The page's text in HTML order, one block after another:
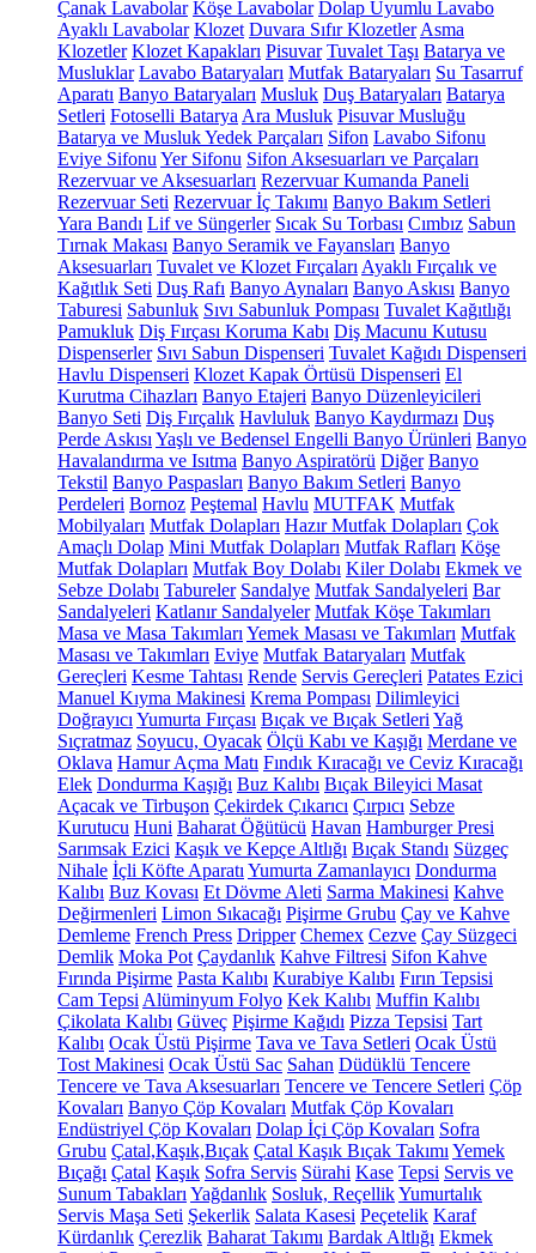
Çanak Lavabolar Köşe Lavabolar Dolap Uyumlu Lavabo
Ayaklı Lavabolar Klozet Duvara Sıfır Klozetler Asma
Klozetler Klozet Kapakları Pisuvar Tuvalet Taşı Batarya ve
Musluklar Lavabo Bataryaları Mutfak Bataryaları Su Tasarruf
Aparatı Banyo Bataryaları Musluk Duş Bataryaları Batarya
Setleri Fotoselli Batarya Ara Musluk Pisuvar Musluğu
Batarya ve Musluk Yedek Parçaları Sifon Lavabo Sifonu
Eviye Sifonu Yer Sifonu Sifon Aksesuarları ve Parçaları
Rezervuar ve Aksesuarları Rezervuar Kumanda Paneli
Rezervuar Seti Rezervuar İç Takımı Banyo Bakım Setleri
Yara Bandı Lif ve Süngerler Sıcak Su Torbası Cımbız Sabun
Tırnak Makası Banyo Seramik ve Fayansları Banyo
Aksesuarları Tuvalet ve Klozet Fırçaları Ayaklı Fırçalık ve
Kağıtlık Seti Duş Rafı Banyo Aynaları Banyo Askısı Banyo
Taburesi Sabunluk Sıvı Sabunluk Pompası Tuvalet Kağıtlığı
Pamukluk Diş Fırçası Koruma Kabı Diş Macunu Kutusu
Dispenserler Sıvı Sabun Dispenseri Tuvalet Kağıdı Dispenseri
Havlu Dispenseri Klozet Kapak Örtüsü Dispenseri El
Kurutma Cihazları Banyo Etajeri Banyo Düzenleyicileri
Banyo Seti Diş Fırçalık Havluluk Banyo Kaydırmazı Duş
Perde Askısı Yaşlı ve Bedensel Engelli Banyo Ürünleri Banyo
Havalandırma ve Isıtma Banyo Aspiratörü Diğer Banyo
Tekstil Banyo Paspasları Banyo Bakım Setleri Banyo
Perdeleri Bornoz Peştemal Havlu MUTFAK Mutfak
Mobilyaları Mutfak Dolapları Hazır Mutfak Dolapları Çok
Amaçlı Dolap Mini Mutfak Dolapları Mutfak Rafları Köşe
Mutfak Dolapları Mutfak Boy Dolabı Kiler Dolabı Ekmek ve
Sebze Dolabı Tabureler Sandalye Mutfak Sandalyeleri Bar
Sandalyeleri Katlanır Sandalyeler Mutfak Köşe Takımları
Masa ve Masa Takımları Yemek Masası ve Takımları Mutfak
Masası ve Takımları Eviye Mutfak Bataryaları Mutfak
Gereçleri Kesme Tahtası Rende Servis Gereçleri Patates Ezici
Manuel Kıyma Makinesi Krema Pompası Dilimleyici
Doğrayıcı Yumurta Fırçası Bıçak ve Bıçak Setleri Yağ
Sıçratmaz Soyucu, Oyacak Ölçü Kabı ve Kaşığı Merdane ve
Oklava Hamur Açma Matı Fındık Kıracağı ve Ceviz Kıracağı
Elek Dondurma Kaşığı Buz Kalıbı Bıçak Bileyici Masat
Açacak ve Tirbuşon Çekirdek Çıkarıcı Çırpıcı Sebze
Kurutucu Huni Baharat Öğütücü Havan Hamburger Presi
Sarımsak Ezici Kaşık ve Kepçe Altlığı Bıçak Standı Süzgeç
Nihale İçli Köfte Aparatı Yumurta Zamanlayıcı Dondurma
Kalıbı Buz Kovası Et Dövme Aleti Sarma Makinesi Kahve
Değirmenleri Limon Sıkacağı Pişirme Grubu Çay ve Kahve
Demleme French Press Dripper Chemex Cezve Çay Süzgeci
Demlik Moka Pot Çaydanlık Kahve Filtresi Sifon Kahve
Fırında Pişirme Pasta Kalıbı Kurabiye Kalıbı Fırın Tepsisi
Cam Tepsi Alüminyum Folyo Kek Kalıbı Muffin Kalıbı
Çikolata Kalıbı Güveç Pişirme Kağıdı Pizza Tepsisi Tart
Kalıbı Ocak Üstü Pişirme Tava ve Tava Setleri Ocak Üstü
Tost Makinesi Ocak Üstü Sac Sahan Düdüklü Tencere
Tencere ve Tava Aksesuarları Tencere ve Tencere Setleri Çöp
Kovaları Banyo Çöp Kovaları Mutfak Çöp Kovaları
Endüstriyel Çöp Kovaları Dolap İçi Çöp Kovaları Sofra
Grubu Çatal,Kaşık,Bıçak Çatal Kaşık Bıçak Takımı Yemek
Bıçağı Çatal Kaşık Sofra Servis Sürahi Kase Tepsi Servis ve
Sunum Tabakları Yağdanlık Sosluk, ReçellikYumurtalık
Servis Maşa Seti Şekerlik Salata Kasesi Peçetelik Karaf
Kürdanlık Çerezlik Baharat Takımı Bardak Altlığı Ekmek